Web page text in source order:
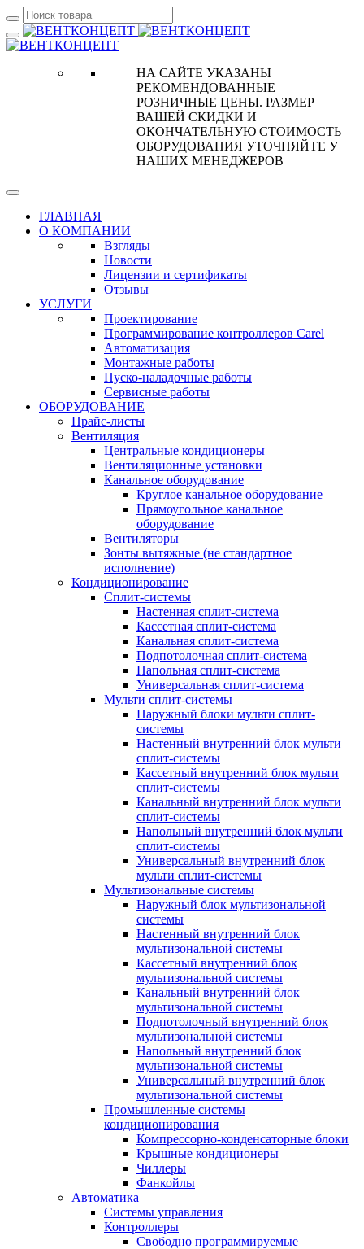
НА САЙТЕ УКАЗАНЫ
РЕКОМЕНДОВАННЫЕ
РОЗНИЧНЫЕ ЦЕНЫ. РАЗМЕР
ВАШЕЙ СКИДКИ И
ОКОНЧАТЕЛЬНУЮ СТОИМОСТЬ
ОБОРУДОВАНИЯ УТОЧНЯЙТЕ У
НАШИХ МЕНЕДЖЕРОВ
ГЛАВНАЯ
О КОМПАНИИ
Взгляды
Новости
Лицензии и сертификаты
Отзывы
УСЛУГИ
Проектирование
Программирование контроллеров Carel
Автоматизация
Монтажные работы
Пуско-наладочные работы
Сервисные работы
ОБОРУДОВАНИЕ
Прайс-листы
Вентиляция
Центральные кондиционеры
Вентиляционные установки
Канальное оборудование
Круглое канальное оборудование
Прямоугольное канальное
оборудование
Вентиляторы
Зонты вытяжные (не стандартное
исполнение)
Кондиционирование
Сплит-системы
Настенная сплит-система
Кассетная сплит-система
Канальная сплит-система
Подпотолочная сплит-система
Напольная сплит-система
Универсальная сплит-система
Мульти сплит-системы
Наружный блоки мульти сплит-
системы
Настенный внутренний блок мульти
сплит-системы
Кассетный внутренний блок мульти
сплит-системы
Канальный внутренний блок мульти
сплит-системы
Напольный внутренний блок мульти
сплит-системы
Универсальный внутренний блок
мульти сплит-системы
Мультизональные системы
Наружный блок мультизональной
системы
Настенный внутренний блок
мультизональной системы
Кассетный внутренний блок
мультизональной системы
Канальный внутренний блок
мультизональной системы
Подпотолочный внутренний блок
мультизональной системы
Напольный внутренний блок
мультизональной системы
Универсальный внутренний блок
мультизональной системы
Промышленные системы
кондиционирования
Компрессорно-конденсаторные блоки
Крышные кондиционеры
Чиллеры
Фанкойлы
Автоматика
Системы управления
Контроллеры
Свободно программируемые